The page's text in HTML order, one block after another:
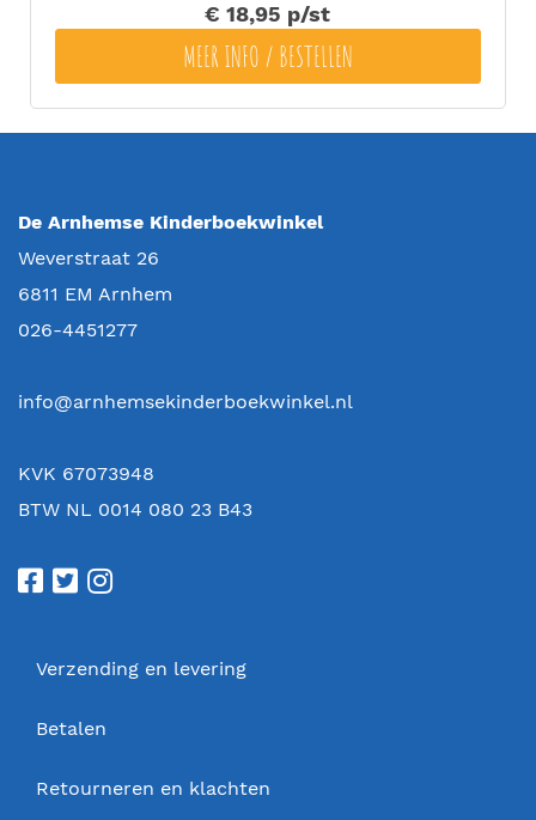
€ 18,95 p/st
MEER INFO / BESTELLEN
De Arnhemse Kinderboekwinkel
Weverstraat 26
6811 EM Arnhem
026-4451277
info@arnhemsekinderboekwinkel.nl
KVK 67073948
BTW NL 0014 080 23 B43
Verzending en levering
Betalen
Retourneren en klachten